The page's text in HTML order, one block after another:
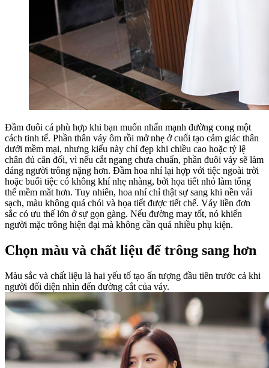
Đầm đuôi cá phù hợp khi bạn muốn nhấn mạnh đường cong một
cách tinh tế. Phần thân váy ôm rồi mở nhẹ ở cuối tạo cảm giác thân
dưới mềm mại, nhưng kiểu này chỉ đẹp khi chiều cao hoặc tỷ lệ
chân đủ cân đối, vì nếu cắt ngang chưa chuẩn, phần đuôi váy sẽ làm
dáng người trông nặng hơn. Đầm hoa nhí lại hợp với tiệc ngoài trời
hoặc buổi tiệc có không khí nhẹ nhàng, bởi họa tiết nhỏ làm tổng
thể mềm mắt hơn. Tuy nhiên, hoa nhí chỉ thật sự sang khi nền vải
sạch, màu không quá chói và họa tiết được tiết chế. Váy liền đơn
sắc có ưu thế lớn ở sự gọn gàng. Nếu đường may tốt, nó khiến
người mặc trông hiện đại mà không cần quá nhiều phụ kiện.
Chọn màu và chất liệu để trông sang hơn
Màu sắc và chất liệu là hai yếu tố tạo ấn tượng đầu tiên trước cả khi
người đối diện nhìn đến đường cắt của váy.